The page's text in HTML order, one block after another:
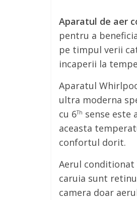
Aparatul de aer
pentru a
pe timpul verii
incaperii la
Aparatul
ultra moderna
cu 6Th sense este
aceasta
confortul dorit.
Aerul conditionat
caruia sunt
camera doar